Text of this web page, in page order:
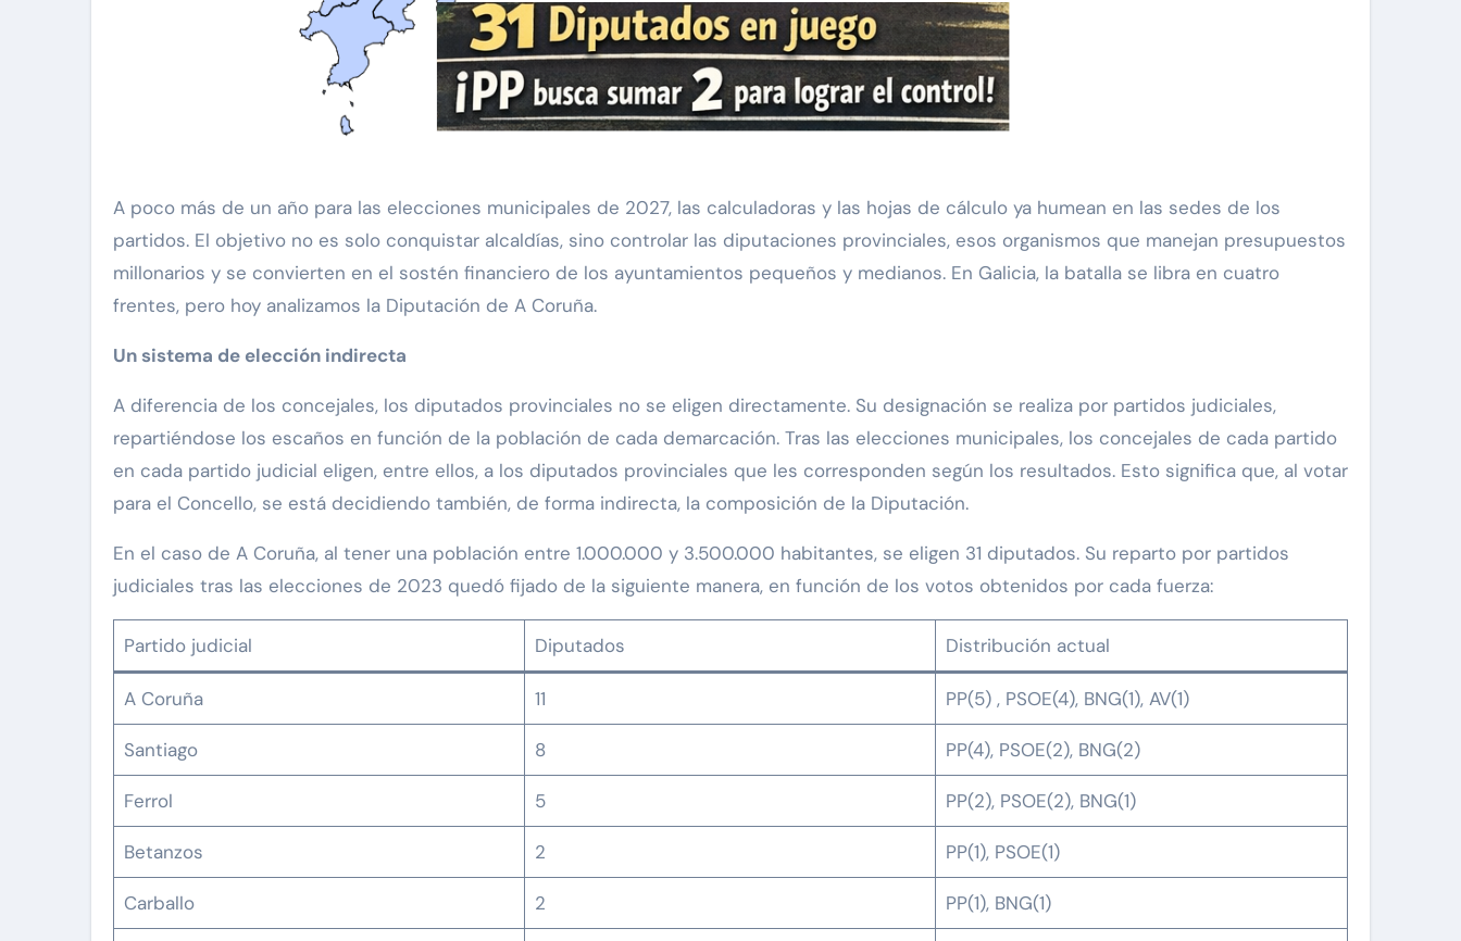
A poco más de un año para las elecciones municipales de 2027, las calculadoras y las hojas de cálculo ya humean en las sedes de los
partidos. El objetivo no es solo conquistar alcaldías, sino controlar las diputaciones provinciales, esos organismos que manejan presupuestos
millonarios y se convierten en el sostén financiero de los ayuntamientos pequeños y medianos. En Galicia, la batalla se libra en cuatro
frentes, pero hoy analizamos la Diputación de A Coruña.
Un sistema de elección indirecta
A diferencia de los concejales, los diputados provinciales no se eligen directamente. Su designación se realiza por partidos judiciales,
repartiéndose los escaños en función de la población de cada demarcación. Tras las elecciones municipales, los concejales de cada partido
en cada partido judicial eligen, entre ellos, a los diputados provinciales que les corresponden según los resultados. Esto significa que, al votar
para el Concello, se está decidiendo también, de forma indirecta, la composición de la Diputación.
En el caso de A Coruña, al tener una población entre 1.000.000 y 3.500.000 habitantes, se eligen 31 diputados. Su reparto por partidos
judiciales tras las elecciones de 2023 quedó fijado de la siguiente manera, en función de los votos obtenidos por cada fuerza:
Partido judicial Diputados Distribución actual
A Coruña 11 PP(5) , PSOE(4), BNG(1), AV(1)
Santiago 8 PP(4), PSOE(2), BNG(2)
Ferrol 5 PP(2), PSOE(2), BNG(1)
Betanzos 2 PP(1), PSOE(1)
Carballo 2 PP(1), BNG(1)